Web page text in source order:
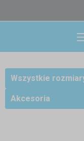
Wszystkie
Akcesoria